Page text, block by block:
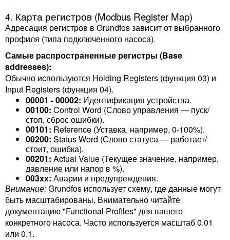
4. Карта регистров (Modbus Register Map)
Адресация регистров в Grundfos зависит от выбранного
профиля (типа подключенного насоса).
Самые распространенные регистры (Base
addresses):
Обычно используются Holding Registers (функция 03) и
Input Registers (функция 04).
00001 - 00002: Идентификация устройства.
00100: Control Word (Слово управления — пуск/
стоп, сброс ошибки).
00101: Reference (Уставка, например, 0-100%).
00200: Status Word (Слово статуса — работает/
стоит, ошибка).
00201: Actual Value (Текущее значение, например,
давление или напор в %).
003xx: Аварии и предупреждения.
Внимание:Grundfos использует схему, где данные могут
быть масштабированы. Внимательно читайте
документацию "Functional Profiles" для вашего
конкретного насоса. Часто используется масштаб 0.01
или 0.1.